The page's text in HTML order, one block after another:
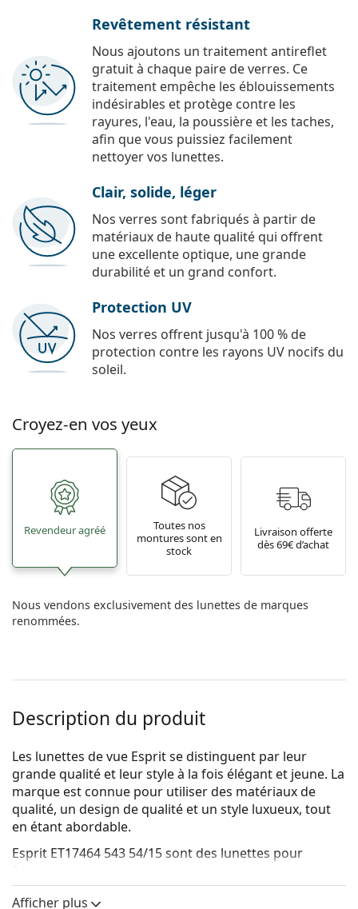
Revêtement résistant
Nous ajoutons un traitement antireflet
gratuit à chaque paire de verres. Ce
traitement empêche les éblouissements
indésirables et protège contre les
rayures, l'eau, la poussière et les taches,
afin que vous puissiez facilement
nettoyer vos lunettes.
Clair, solide, léger
Nos verres sont fabriqués à partir de
matériaux de haute qualité qui offrent
une excellente optique, une grande
durabilité et un grand confort.
Protection UV
Nos verres offrent jusqu'à 100 % de
protection contre les rayons UV nocifs du
soleil.
Croyez-en vos yeux
Revendeur agréé
Toutes nos
montures sont en
stock
Livraison offerte
dès 69€ d’achat
Nous vendons exclusivement des lunettes de marques
renommées.
Description du produit
Les lunettes de vue Esprit se distinguent par leur
grande qualité et leur style à la fois élégant et jeune. La
marque est connue pour utiliser des matériaux de
qualité, un design de qualité et un style luxueux, tout
en étant abordable.
Esprit ET17464 543 54/15sont des lunettes pour
femmes.
Voyez de quoi vous avez l'air avec ces lunettes grâce à
Afficher plus